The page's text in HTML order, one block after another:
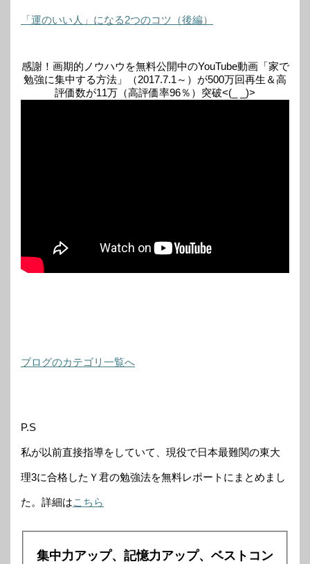
「運のいい人」になる2つのコツ（後編）
感謝！画期的ノウハウを無料公開中のYouTube動画「家で
勉強に集中する方法」（2017.7.1～）が500万回再生＆高
評価数が11万（高評価率96％）突破<(_ _)>
ブログのカテゴリ一覧へ
P.S
私が以前直接指導をしていて、現役で日本最難関の東大
理3に合格したＹ君の勉強法を無料レポートにまとめまし
た。詳細はこちら
集中力アップ、記憶力アップ、ベストコン